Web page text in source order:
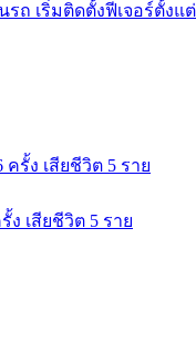
ถ เริ่มติดตั้งฟีเจอร์ตั้งแ
ง เสียชีวิต 5 ราย